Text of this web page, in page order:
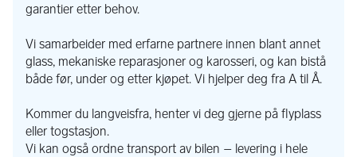
garantier etter behov.
Vi samarbeider med erfarne partnere innen blant annet
glass, mekaniske reparasjoner og karosseri, og kan bistå
både før, under og etter kjøpet. Vi hjelper deg fra A til Å.
Kommer du langveisfra, henter vi deg gjerne på flyplass
eller togstasjon.
Vi kan også ordne transport av bilen – levering i hele